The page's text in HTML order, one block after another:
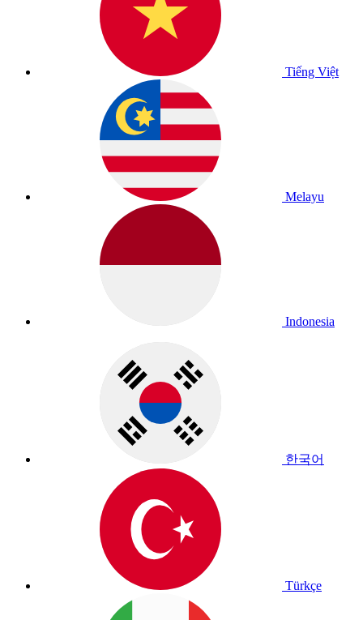
Tiếng Việt
Melayu
Indonesia
한국어
Türkçe